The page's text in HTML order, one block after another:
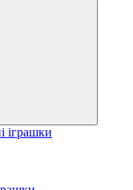
іграшки